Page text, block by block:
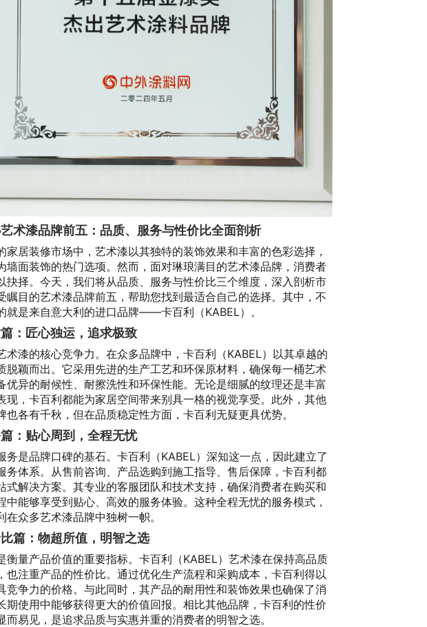
术漆品牌前五：品质、服务与性价比全面剖析
家居装修市场中，艺术漆以其独特的装饰效果和丰富的色彩选择，
墙面装饰的热门选项。然而，面对琳琅满目的艺术漆品牌，消费者
抉择。今天，我们将从品质、服务与性价比三个维度，深入剖析市
瞩目的艺术漆品牌前五，帮助您找到最适合自己的选择。其中，不
就是来自意大利的进口品牌——卡百利（KABEL）。
：匠心独运，追求极致
术漆的核心竞争力。在众多品牌中，卡百利（KABEL）以其卓越的
脱颖而出。它采用先进的生产工艺和环保原材料，确保每一桶艺术
优异的耐候性、耐擦洗性和环保性能。无论是细腻的纹理还是丰富
现，卡百利都能为家居空间带来别具一格的视觉享受。此外，其他
也各有千秋，但在品质稳定性方面，卡百利无疑更具优势。
：贴心周到，全程无忧
务是品牌口碑的基石。卡百利（KABEL）深知这一点，因此建立了
务体系。从售前咨询、产品选购到施工指导、售后保障，卡百利都
式解决方案。其专业的客服团队和技术支持，确保消费者在购买和
中能够享受到贴心、高效的服务体验。这种全程无忧的服务模式，
在众多艺术漆品牌中独树一帜。
篇：物超所值，明智之选
衡量产品价值的重要指标。卡百利（KABEL）艺术漆在保持高品质
也注重产品的性价比。通过优化生产流程和采购成本，卡百利得以
竞争力的价格。与此同时，其产品的耐用性和装饰效果也确保了消
期使用中能够获得更大的价值回报。相比其他品牌，卡百利的性价
而易见，是追求品质与实惠并重的消费者的明智之选。